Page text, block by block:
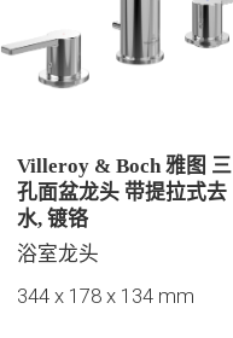
Villeroy & Boch 雅图 三
孔面盆龙头 带提拉式去
水, 镀铬
浴室龙头
344 x 178 x 134 mm